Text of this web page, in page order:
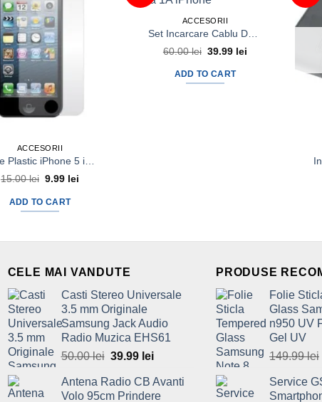
ACCESORII
15.00lei Original
was:
15.00 lei.
9.99 lei
ADD TO CART
ACCESORII
60.00lei Original
was:
60.00 lei.
39.99 lei
ADD TO CART
CELE MAI VANDUTE
Casti Stereo Universale
3.5 mm Originale
Samsung Jack Audio
Radio Muzica EHS61
50.00lei Original
was:
39.99 lei
is:
Antena Radio CB Avanti
Volo 95cm Prindere
PRODUSE
Folie
Glass
n950 UV
Gel UV
149.99lei
Service